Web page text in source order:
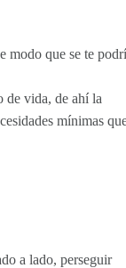
modo que se te
de vida, de ahí la
mínimas
a lado, perseguir